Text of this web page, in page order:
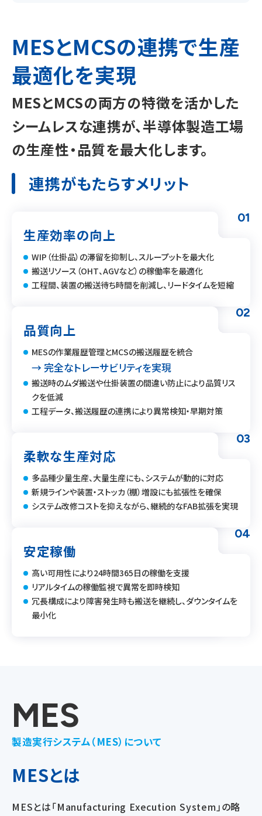
MESとMCSの連携で生産
最適化を実現
MESとMCSの両方の特徴を活かした
シームレスな連携が、半導体製造工場
の生産性・品質を最大化します。
連携がもたらすメリット
01
生産効率の向上
WIP（仕掛品）の滞留を抑制し、スループットを最大化
搬送リソース（OHT、AGVなど）の稼働率を最適化
工程間、装置の搬送待ち時間を削減し、リードタイムを短縮
02
品質向上
MESの作業履歴管理とMCSの搬送履歴を統合
→ 完全なトレーサビリティを実現
搬送時のムダ搬送や仕掛装置の間違い防止により品質リス
クを低減
工程データ、搬送履歴の連携により異常検知・早期対策
03
柔軟な生産対応
多品種少量生産、大量生産にも、システムが動的に対応
新規ラインや装置・ストッカ（棚）増設にも拡張性を確保
システム改修コストを抑えながら、継続的なFAB拡張を実現
04
安定稼働
高い可用性により24時間365日の稼働を支援
リアルタイムの稼働監視で異常を即時検知
冗長構成により障害発生時も搬送を継続し、ダウンタイムを
最小化
製造実行システム（MES）について
MES
MESとは
MESとは「Manufacturing Execution System」の略